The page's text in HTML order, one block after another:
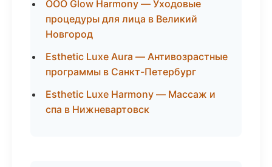
ООО Glow Harmony — Уходовые
процедуры для лица в Великий
Новгород
Esthetic Luxe Aura — Антивозрастные
программы в Санкт-Петербург
Esthetic Luxe Harmony — Массаж и
спа в Нижневартовск